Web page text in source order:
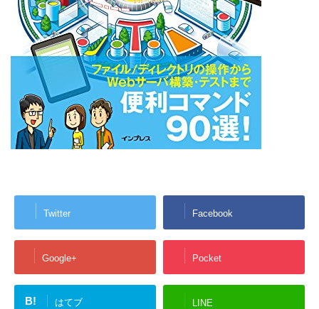
Twitter Facebook
Google+ Pocket
B! はてブ LINE